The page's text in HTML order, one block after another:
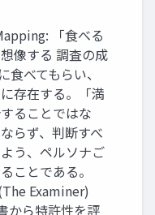
「食べる
像する 調査の成
べてもらい、
存在する。「満
ることではな
らず、判断すべ
う、ペルソナご
ことである。
Examiner)
から特許性を評